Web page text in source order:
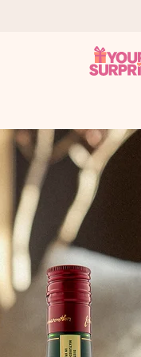
en el momento
llegue al corazón. Sin